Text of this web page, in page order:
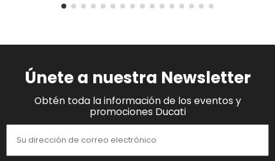
Únete a nuestra Newsletter
Obtén toda la información de los eventos y
promociones Ducati